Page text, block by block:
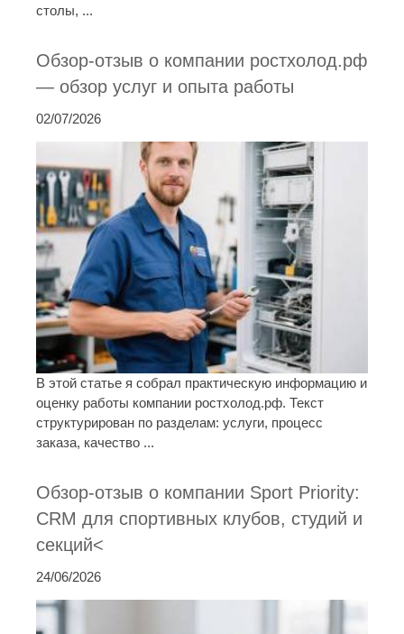
столы, ...
Обзор-отзыв о компании ростхолод.рф
— обзор услуг и опыта работы
02/07/2026
В этой статье я собрал практическую информацию и
оценку работы компании ростхолод.рф. Текст
структурирован по разделам: услуги, процесс
заказа, качество ...
Обзор-отзыв о компании Sport Priority:
CRM для спортивных клубов, студий и
секций<
24/06/2026